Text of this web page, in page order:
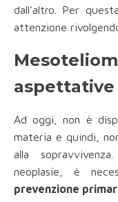
dall'altro. Per
attenzione
aspettative
Ad oggi, non è
materia e quindi,
alla
neoplasie, è
prevenzione